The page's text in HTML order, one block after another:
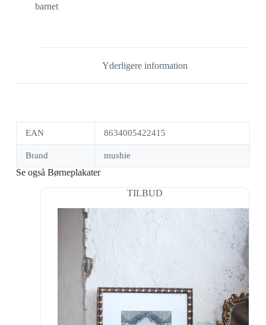
barnet
Yderligere information
EAN 8634005422415
Brand mushie
Se også Børneplakater
TILBUD